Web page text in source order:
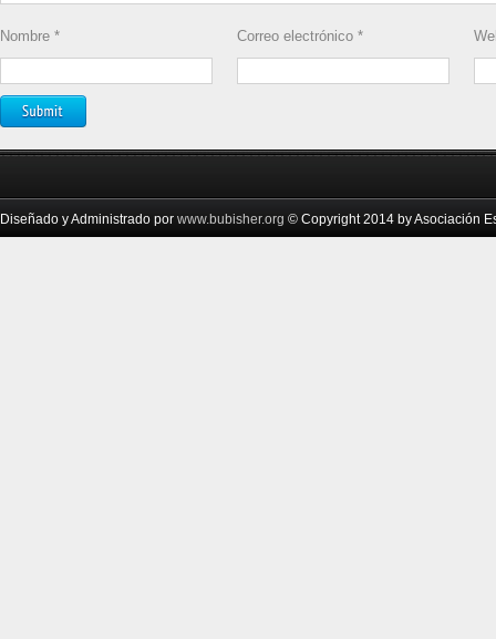
Nombre * Correo electrónico *
Diseñado y Administrado por www.bubisher.org © Copyright 2014 by Asociación